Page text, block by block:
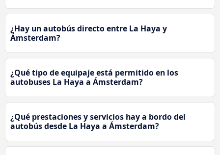
¿Hay un autobús directo entre La Haya y
Ámsterdam?
¿Qué tipo de equipaje está permitido en los
autobuses La Haya a Ámsterdam?
¿Qué prestaciones y servicios hay a bordo del
autobús desde La Haya a Ámsterdam?